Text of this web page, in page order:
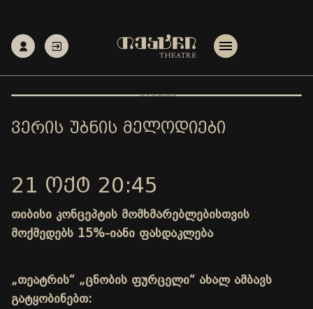
ᲕᲔᲠᲘᲡ ᲣᲑᲜᲘᲡ ᲛᲔᲚᲝᲓᲘᲔᲑᲘ
21 ᲝᲥᲢ 20:45
თიბისი კონცეპტის მომხმარებლებისთვის
მოქმედებს 15%-იანი ფასდაკლება
„თეატრის“ „ცნობის ფურცელი“ ახალ ამბავს
გატყობინებთ: